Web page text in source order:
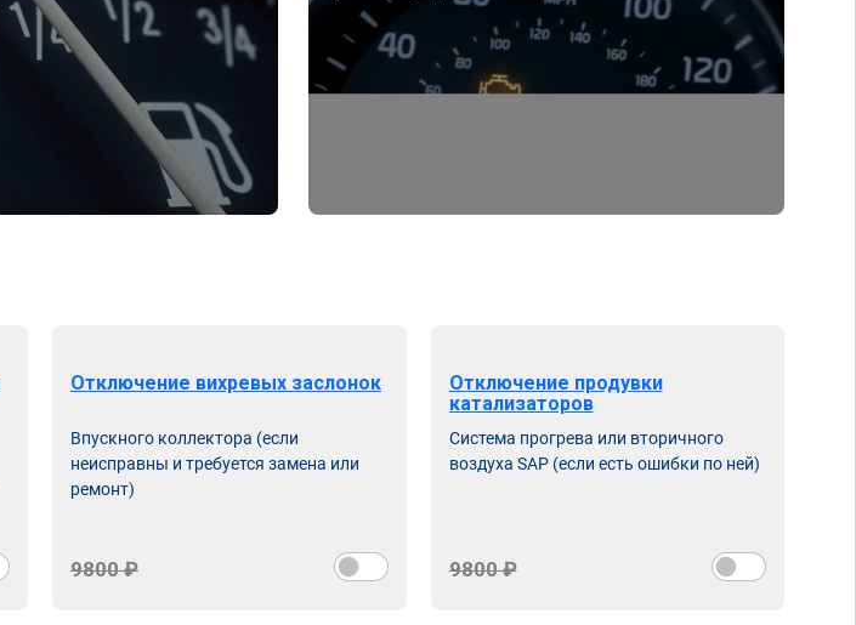
Отключение вихревых заслонок
Впускного коллектора (если
неисправны и требуется замена или
ремонт)
9800 ₽
Отключение продувки
катализаторов
Система прогрева или вторичного
воздуха SAP (если есть ошибки по ней)
9800 ₽